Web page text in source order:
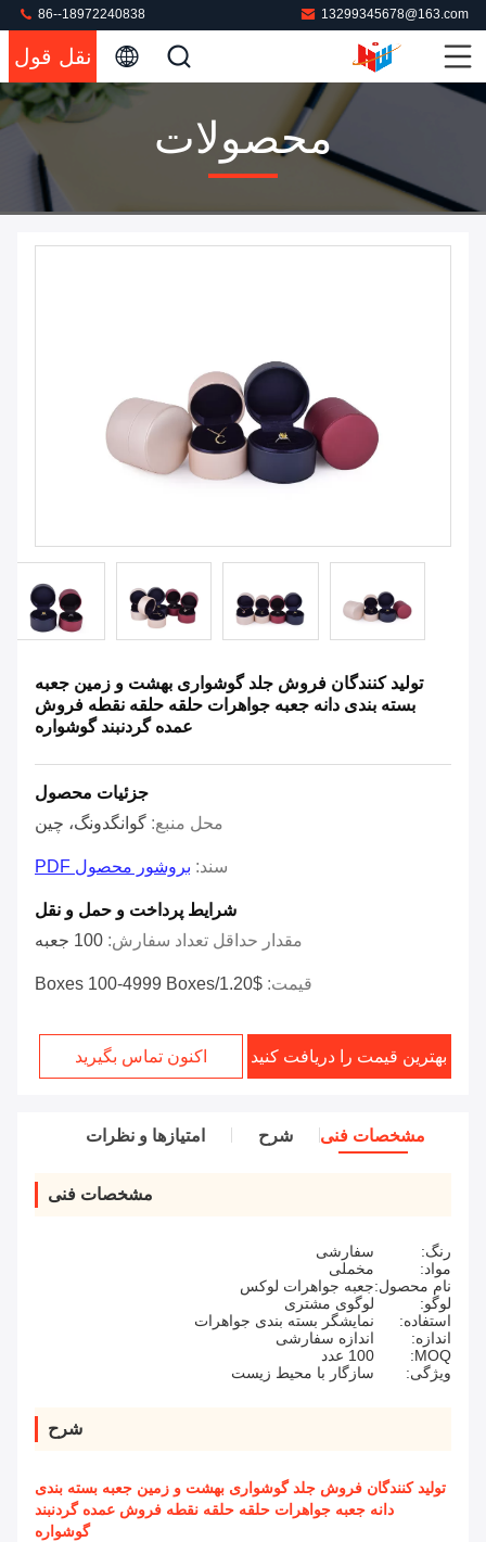
13299345678@163.com
86--18972240838
نقل قول
محصولات
تولید کنندگان فروش جلد گوشواری بهشت ​​و زمین جعبه
بسته بندی دانه جعبه جواهرات حلقه حلقه نقطه فروش
عمده گردنبند گوشواره
جزئیات محصول
محل منبع: گوانگدونگ، چین
سند: بروشور محصول PDF
شرایط پرداخت و حمل و نقل
مقدار حداقل تعداد سفارش: 100 جعبه
قیمت: $1.20/boxes 100-4999 Boxes
بهترین قیمت را دریافت کنید اکنون تماس بگیرید
مشخصات فنی شرح امتیازها و نظرات
مشخصات فنی
رنگ:
سفارشی
مواد:
مخملی
نام محصول:جعبه جواهرات لوکس
لوگو:
لوگوی مشتری
استفاده:
نمایشگر بسته بندی جواهرات
اندازه:
اندازه سفارشی
MOQ:
100 عدد
ویژگی:
سازگار با محیط زیست
شرح
تولید کنندگان فروش جلد گوشواری بهشت ​​و زمین جعبه بسته بندی
دانه جعبه جواهرات حلقه حلقه نقطه فروش عمده گردنبند
گوشواره